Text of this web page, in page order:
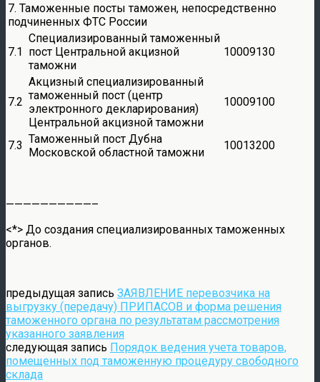
7. Таможенные посты таможен, непосредственно
подчиненных ФТС России
7.1
Специализированный таможенный
пост Центральной акцизной
таможни
10009130
7.2
Акцизный специализированный
таможенный пост (центр
электронного декларирования)
Центральной акцизной таможни
10009100
7.3 Таможенный пост Дубна
Московской областной таможни
10013200
——————————–
<*> До создания специализированных таможенных
органов.
предыдущая запись ЗАЯВЛЕНИЕ перевозчика на
выгрузку (передачу) ПРИПАСОВ и форма решения
таможенного органа по результатам рассмотрения
указанного заявления
следующая запись Порядок ведения учета товаров,
помещенных под таможенную процедуру свободного
склада